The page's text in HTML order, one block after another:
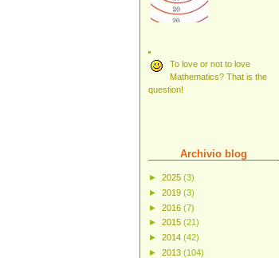
To love or not to love
Mathematics? That is the
question!
Archivio blog
► 2025 (3)
► 2019 (3)
► 2016 (7)
► 2015 (21)
► 2014 (42)
► 2013 (104)